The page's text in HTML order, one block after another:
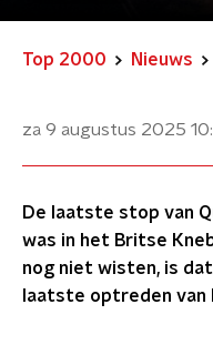
Top 2000 Nieuws
za 9 augustus 2025
De laatste stop van
was in het Britse
nog niet wisten, is
laatste optreden van